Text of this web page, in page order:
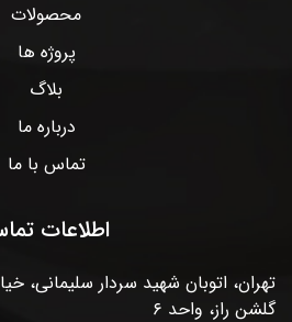
محصولات
پروژه ها
بلاگ
درباره ما
تماس با ما
اطلاعات
تهران، اتوبان شهید سردار سلیمانی،
گلشن راز، واحد ۶